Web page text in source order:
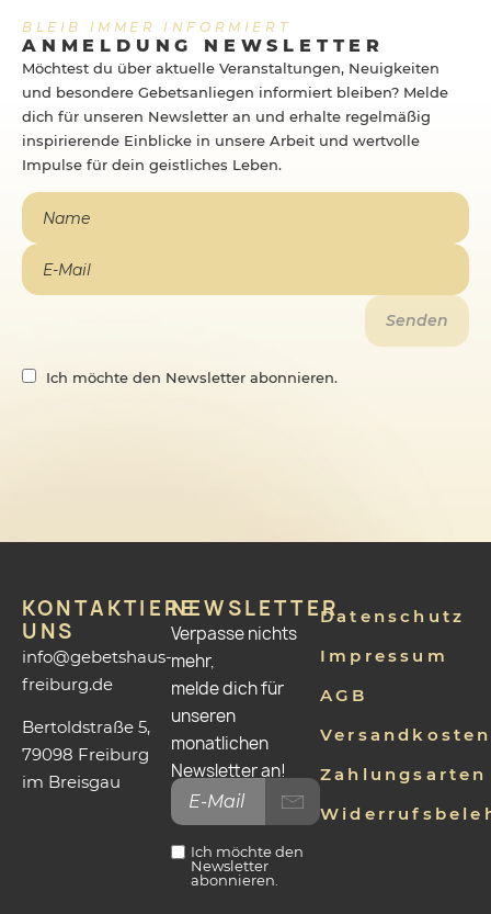
BLEIB IMMER INFORMIERT
ANMELDUNG NEWSLETTER
Möchtest du über aktuelle Veranstaltungen, Neuigkeiten
und besondere Gebetsanliegen informiert bleiben? Melde
dich für unseren Newsletter an und erhalte regelmäßig
inspirierende Einblicke in unsere Arbeit und wertvolle
Impulse für dein geistliches Leben.
Ich möchte den Newsletter abonnieren.
KONTAKTIERE
UNS
info@gebetshaus-
freiburg.de
Bertoldstraße 5,
79098 Freiburg
im Breisgau
NEWSLETTER
Verpasse nichts
mehr,
melde dich für
unseren
monatlichen
Newsletter an!
Ich möchte den
Newsletter
abonnieren.
Datenschutz
Impressum
AGB
Versandkosten
Zahlungsarten